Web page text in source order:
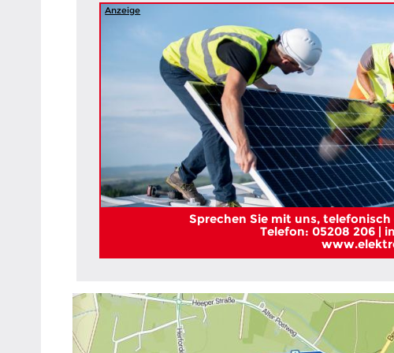
Anzeige
Sprechen Sie mit uns,
Telefon: 05208 206 |